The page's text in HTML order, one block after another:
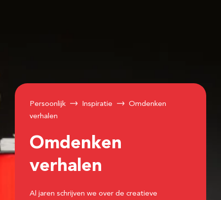
Persoonlijk Inspiratie
Omdenken
verhalen
Omdenken
verhalen
Al jaren schrijven we over de creatieve